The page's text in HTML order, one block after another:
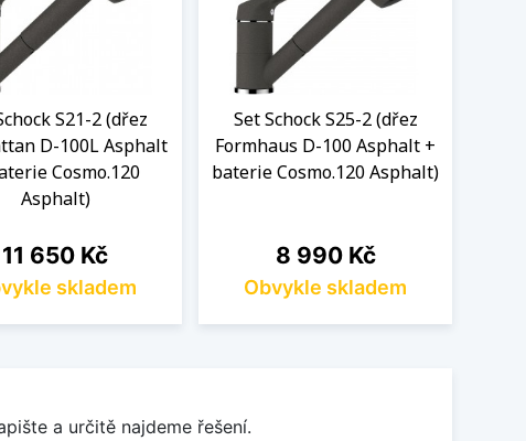
S21-2 (dřez
D-100L Asphalt
Cosmo.120
Asphalt)
Cena
11 650 Kč
skladem
Set Schock S25-2 (dřez
Formhaus D-100 Asphalt +
baterie Cosmo.120 Asphalt)
Cena
8 990 Kč
Obvykle skladem
a určitě najdeme řešení.